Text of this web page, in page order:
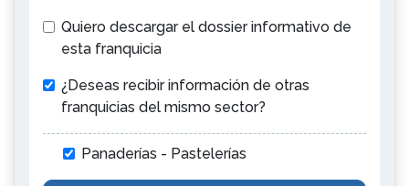
Quiero descargar el dossier informativo de
esta franquicia
¿Deseas recibir información de otras
franquicias del mismo sector?
Panaderías - Pastelerías